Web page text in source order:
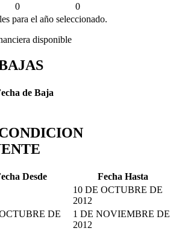
0
0
para el año seleccionado.
disponible
de Baja
Desde
Fecha Hasta
10 DE OCTUBRE DE
2012
DE
1 DE NOVIEMBRE DE
2012